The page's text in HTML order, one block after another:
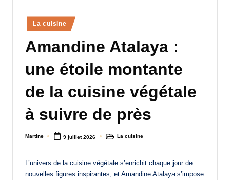
Posted
in
La cuisine
Amandine Atalaya :
une étoile montante
de la cuisine végétale
à suivre de près
Posted
Martine 9 juillet 2026
PostedLa cuisine
L’univers de la cuisine végétale s’enrichit chaque jour de
nouvelles figures inspirantes, et Amandine Atalaya s’impose